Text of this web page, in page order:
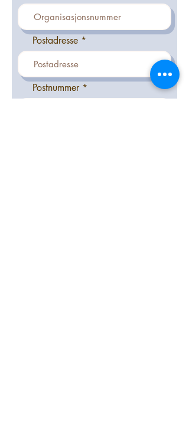
Postadresse
Postnummer